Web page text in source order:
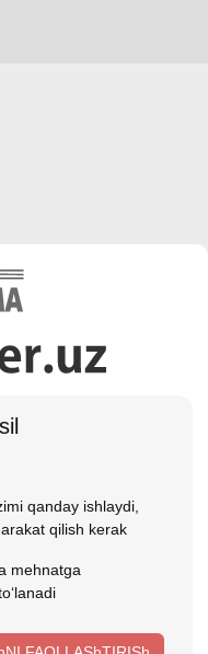
qanday ishlaydi,
qilish kerak
mehnatga